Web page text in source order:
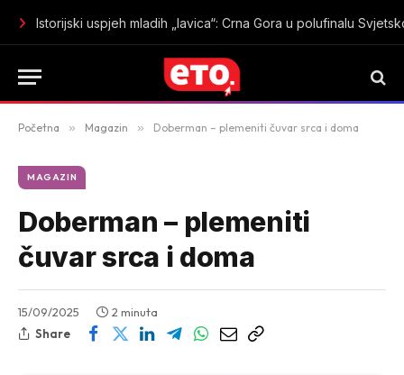
Istorijski uspjeh mladih „lavica“: Crna Gora u polufinalu
Početna » Magazin » Doberman – plemeniti čuvar srca i doma
MAGAZIN
Doberman – plemeniti
čuvar srca i doma
15/09/2025
2 minuta
Share